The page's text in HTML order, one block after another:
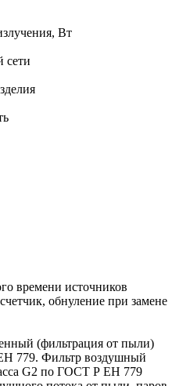
Вт
сети
времени источников
обнуление при замене
(фильтрация от пыли)
779. Фильтр воздушный
G2 по ГОСТ Р ЕН 779